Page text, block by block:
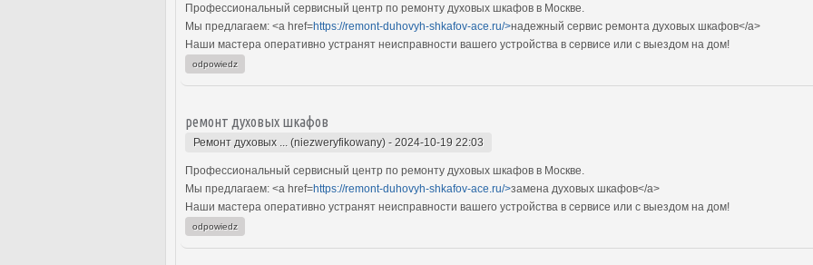
Профессиональный сервисный центр по ремонту духовых шкафов в Москве.
Мы предлагаем: <a href=https://remont-duhovyh-shkafov-ace.ru/>надежный сервис ремонта духовых шкафов</a>
Наши мастера оперативно устранят неисправности вашего устройства в сервисе или с выездом на дом!
odpowiedz
ремонт духовых шкафов
Ремонт духовых ... (niezweryfikowany) - 2024-10-19 22:03
Профессиональный сервисный центр по ремонту духовых шкафов в Москве.
Мы предлагаем: <a href=https://remont-duhovyh-shkafov-ace.ru/>замена духовых шкафов</a>
Наши мастера оперативно устранят неисправности вашего устройства в сервисе или с выездом на дом!
odpowiedz